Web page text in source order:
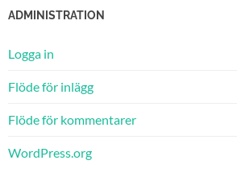
ADMINISTRATION
Logga in
Flöde för inlägg
Flöde för kommentarer
WordPress.org